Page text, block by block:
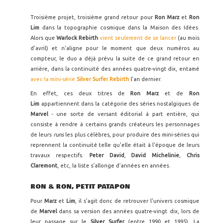
Troisième projet, troisième grand retour pour Ron Marzet Ron
Lim dans la topographie cosmique dans la Maison des Idées.
Alors que Warlock Rebirth vient seulement de se lancer(au mois
d'avril) et n'aligne pour le moment que deux numéros au
compteur, le duo a déjà prévu la suite de ce grand retour en
arrière, dans la continuité des années quatre-vingt dix, entamé
avec la mini-série Silver Surfer Rebirth l'an dernier.
En effet, ces deux titres de Ron Marzet de Ron
Lim appartiennent dans la catégorie des séries nostalgiques de
Marvel - une sorte de versant éditorial à part entière, qui
consiste à rendre à certains grands créateurs les personnages
de leurs runsles plus célèbres, pour produire des mini-séries qui
reprennent la continuité telle qu'elle était à l'époque de leurs
travaux respectifs.
Peter David David Michelinie
Chris
Claremont , etc, la liste s'allonge d'années en années.
RON & RON, PETIT PATAPON
Pour Marzet Lim, il s'agit donc de retrouver l'univers cosmique
deMarvel dans sa version des années quatre-vingt dix, lors de
leur passage sur le Silver Surfer(entre 1990 et 1995). La